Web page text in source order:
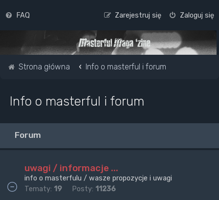
FAQ Zaloguj się
Zarejestruj się
Strona główna Info o masterful i forum
Info o masterful i forum
Forum
uwagi / informacje ...
info o masterfulu / wasze propozycje i uwagi
Tematy: 19 Posty: 11236